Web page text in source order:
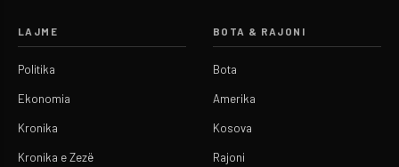
LAJME
Politika
Ekonomia
Kronika
Kronika e Zezë
BOTA & RAJONI
Bota
Amerika
Kosova
Rajoni